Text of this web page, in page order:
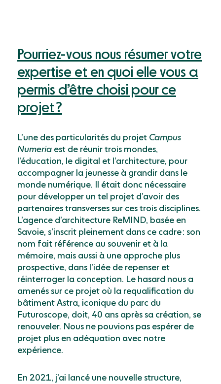
Pourriez-vous nous résumer votre
expertise et en quoi elle vous a
permis dʼêtre choisi pour ce
projet ?
Lʼune des particularités du projet Campus
Numeria est de réunir trois mondes,
lʼéducation, le digital et lʼarchitecture, pour
accompagner la jeunesse à grandir dans le
monde numérique. Il était donc nécessaire
pour développer un tel projet dʼavoir des
partenaires transverses sur ces trois disciplines.
Lʼagence dʼarchitecture ReMIND, basée en
Savoie, sʼinscrit pleinement dans ce cadre : son
nom fait référence au souvenir et à la
mémoire, mais aussi à une approche plus
prospective, dans lʼidée de repenser et
réinterroger la conception. Le hasard nous a
amenés sur ce projet où la requalification du
bâtiment Astra, iconique du parc du
Futuroscope, doit, 40 ans après sa création, se
renouveler. Nous ne pouvions pas espérer de
projet plus en adéquation avec notre
expérience.
En 2021, jʼai lancé une nouvelle structure,